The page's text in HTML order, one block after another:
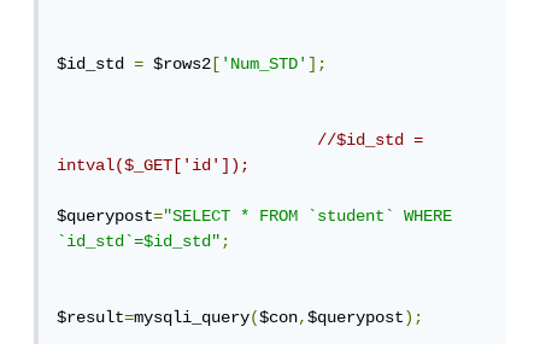
$id_std = $rows2 ['Num_STD'];
//$id_std =
intval($_GET['id']);
$querypost="SELECT * FROM `student` WHERE
`id_std`=$id_std";
$result=mysqli_query($con,$querypost);